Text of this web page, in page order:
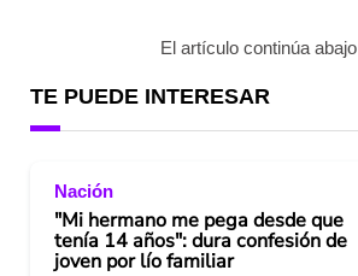
El artículo continúa abajo
TE PUEDE INTERESAR
Nación
"Mi hermano me pega desde que
tenía 14 años": dura confesión de
joven por lío familiar